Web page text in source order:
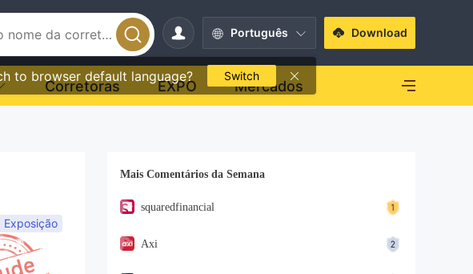
Português
to browser default language? Switch
Download
Corretoras EXPO Mercados
Exposição
Mais Comentários da Semana
squaredfinancial
Axi